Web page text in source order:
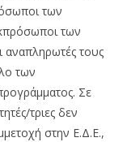
των
των
αναπληρωτές τους
των
Σε
τριες δεν
στην Ε.Δ.Ε.,